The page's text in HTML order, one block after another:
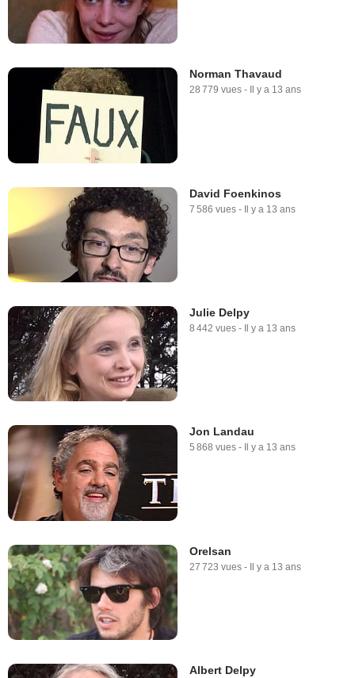
Norman Thavaud
28 779 vues - Il y a 13 ans
David Foenkinos
7 586 vues - Il y a 13 ans
Julie Delpy
8 442 vues - Il y a 13 ans
Jon Landau
5 868 vues - Il y a 13 ans
Orelsan
27 723 vues - Il y a 13 ans
Albert Delpy